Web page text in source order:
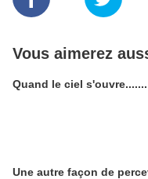
Vous aimerez
Quand le ciel s'ouvre.......
Une autre façon de